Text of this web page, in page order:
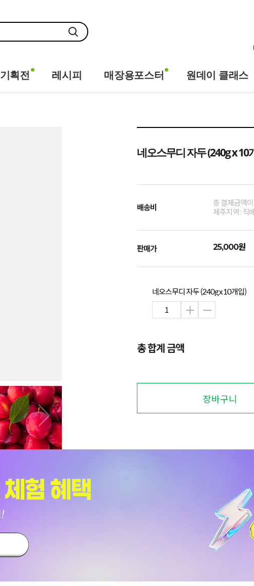
기획전 레시피 매장용포스터 원데이 클래스
네오스무디 자두 (240g x 10
배송비
총 결제금액
제주지역 : 직
판매가 25,000원
네오스무디 자두 (240g x 10개입)
총 합계 금액
장바구니